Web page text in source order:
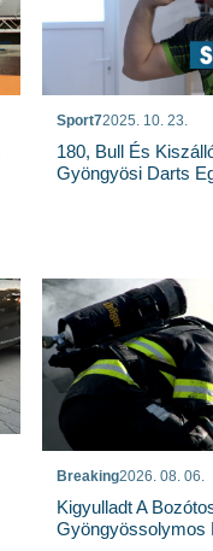
Sport72025. 10. 23.
180, Bull És
Gyöngyösi Darts
Breaking2026. 08. 06.
Kigyulladt A
Gyöngyössolymos